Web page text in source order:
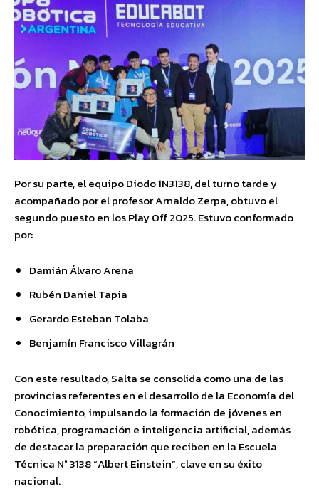
Por su parte, el equipo Diodo 1N3138, del turno tarde y
acompañado por el profesor Arnaldo Zerpa, obtuvo el
segundo puesto en los Play Off 2025. Estuvo conformado
por:
Damián Álvaro Arena
Rubén Daniel Tapia
Gerardo Esteban Tolaba
Benjamín Francisco Villagrán
Con este resultado, Salta se consolida como una de las
provincias referentes en el desarrollo de la Economía del
Conocimiento, impulsando la formación de jóvenes en
robótica, programación e inteligencia artificial, además
de destacar la preparación que reciben en la Escuela
Técnica N° 3138 “Albert Einstein”, clave en su éxito
nacional.